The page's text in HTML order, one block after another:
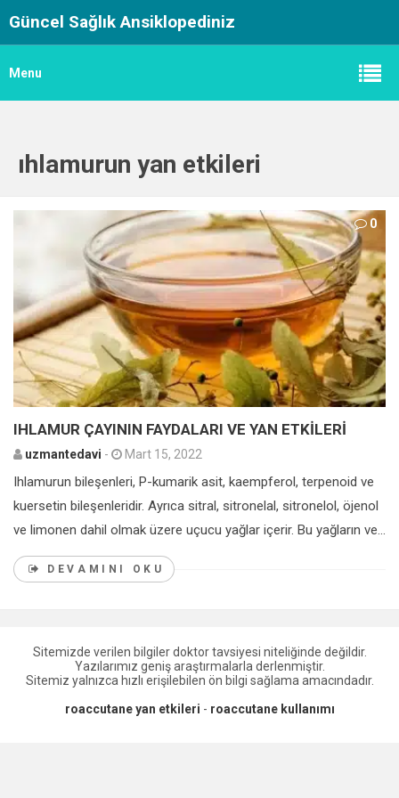
Güncel Sağlık Ansiklopediniz
Menu
ıhlamurun yan etkileri
0
IHLAMUR ÇAYININ FAYDALARI VE YAN ETKİLERİ
uzmantedavi - Mart 15, 2022
Ihlamurun bileşenleri, P-kumarik asit, kaempferol, terpenoid ve
kuersetin bileşenleridir. Ayrıca sitral, sitronelal, sitronelol, öjenol
ve limonen dahil olmak üzere uçucu yağlar içerir. Bu yağların ve...
DEVAMINI OKU
Sitemizde verilen bilgiler doktor tavsiyesi niteliğinde değildir.
Yazılarımız geniş araştırmalarla derlenmiştir.
Sitemiz yalnızca hızlı erişilebilen ön bilgi sağlama amacındadır.
roaccutane yan etkileri - roaccutane kullanımı